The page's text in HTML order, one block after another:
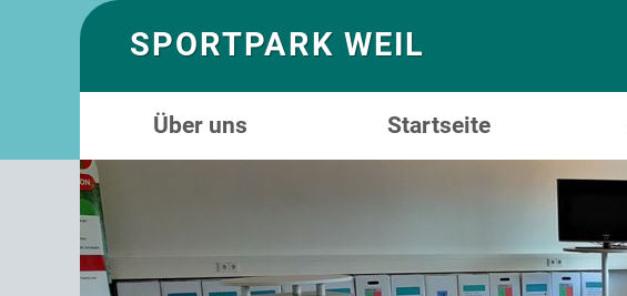
SPORTPARK WEIL
Über uns Startseite